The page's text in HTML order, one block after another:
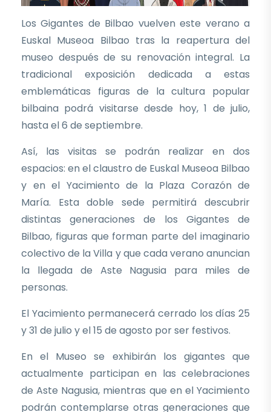
Los Gigantes de Bilbao vuelven este verano a
Euskal Museoa Bilbao tras la reapertura del
museo después de su renovación integral. La
tradicional exposición dedicada a estas
emblemáticas figuras de la cultura popular
bilbaina podrá visitarse desde hoy, 1 de julio,
hasta el 6 de septiembre.
Así, las visitas se podrán realizar en dos
espacios: en el claustro de Euskal Museoa Bilbao
y en el Yacimiento de la Plaza Corazón de
María. Esta doble sede permitirá descubrir
distintas generaciones de los Gigantes de
Bilbao, figuras que forman parte del imaginario
colectivo de la Villa y que cada verano anuncian
la llegada de Aste Nagusia para miles de
personas.
El Yacimiento permanecerá cerrado los días 25
y 31 de julio y el 15 de agosto por ser festivos.
En el Museo se exhibirán los gigantes que
actualmente participan en las celebraciones
de Aste Nagusia, mientras que en el Yacimiento
podrán contemplarse otras generaciones que